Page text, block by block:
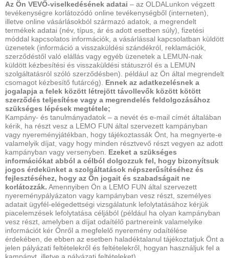
Az Ön VEVŐ-viselkedésének adatai – az OLDALunkon végzett
tevékenységre korlátozódó online tevékenységből (interneten),
illetve online vásárlásokból származó adatok, a megrendelt
termékek adatai (név, típus, ár és adott esetben súly), fizetési
móddal kapcsolatos információk, a vásárlással kapcsolatban küldött
üzenetek (információ a visszaküldési szándékról, reklamációk,
szerződéstől való elállás vagy egyéb üzenetek a LEMUN-nak
küldött kézbesítési és visszaküldési státuszról és a LEMUN
szolgáltatásról szóló szerződésben). például az Ön által megrendelt
csomagot kézbesítő futárcég). Ennek az adatkezelésnek a
jogalapja a felek között létrejött távollevők között kötött
szerződés teljesítése vagy a megrendelés feldolgozásához
szükséges lépések megtétele;
Kampány- és tanulmányadatok – a nevét és e-mail címét általában
kérik, ha részt vesz a LEMO FUN által szervezett kampányban
vagy nyereményjátékban, hogy tájékoztassák Önt, ha megnyerte-e
valamelyik díjat, vagy hogy minden résztvevő részt vegyen az adott
kampányban vagy versenyben. Ezeket a szükséges
információkat abból a célból dolgozzuk fel, hogy bizonyítsuk
jogos érdekünket a szolgáltatások népszerűsítéséhez és
fejlesztéséhez, hogy az Ön jogait és szabadságait ne
korlátozzák. Amennyiben Ön a LEMO FUN által szervezett
nyereménypályázaton vagy kampányban vesz részt, személyes
adatait ügyfél-elégedettségi vizsgálatunk lefolytatásához kérjük
piacelemzések lefolytatása céljából (például ha olyan kampányban
vesz részt, amelyben a díjat odaítélő partnereink valamelyike ​​
információt kér Önről a megfelelő nyeremény odaítélése
érdekében, de ebben az esetben haladéktalanul tájékoztatjuk Önt a
jelen pályázati feltételekről és feltételekről, hogyan használjuk fel a